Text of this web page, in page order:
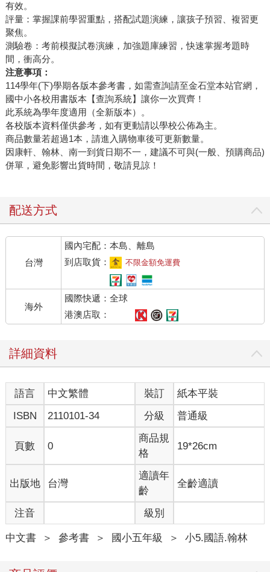
有效。
評量：掌握課前學習重點，搭配試題演練，讓孩子預習、複習更
聚焦。
測驗卷：考前模擬試卷演練，加強題庫練習，快速掌握考題時
間，衝高分。
注意事項：
114學年(下)學期各版本參考書，如需查詢請至金石堂本站官網，
國中小各校用書版本【查詢系統】讓你一次買齊！
此系統為學年度適用（全新版本）。
各校版本資料僅供參考，如有更動請以學校公佈為主。
商品數量若超過1本，請進入購物車後可更新數量。
因康軒、翰林、南一到貨日期不一，建議不可與(一般、預購商品)
併單，避免影響出貨時間，敬請見諒！
配送方式
台灣
國內宅配：本島、離島
到店取貨：
不限金額免運費
海外
國際快遞：全球
港澳店取：
詳細資料
語言 中文繁體 裝訂
紙本平裝
ISBN
2110101-34 分級 普通級
頁數 0
商品規
格
19*26cm
出版地 台灣
適讀年
齡
全齡適讀
注音 級別
中文書 ＞ 參考書 ＞ 國小五年級 ＞ 小5.國語.翰林